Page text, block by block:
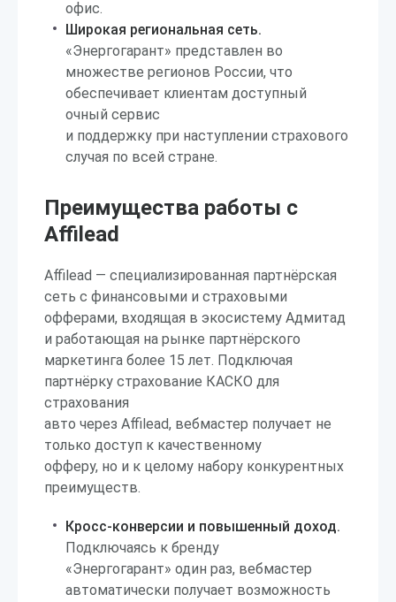
офис.
Широкая региональная сеть.
«Энергогарант» представлен во
множестве регионов России, что
обеспечивает клиентам доступный
очный сервис
и поддержку при наступлении страхового
случая по всей стране.
Преимущества работы с
Affilead
Affilead — специализированная партнёрская
сеть с финансовыми и страховыми
офферами, входящая в экосистему Адмитад
и работающая на рынке партнёрского
маркетинга более 15 лет. Подключая
партнёрку страхование КАСКО для
страхования
авто через Affilead, вебмастер получает не
только доступ к качественному
офферу, но и к целому набору конкурентных
преимуществ.
Кросс-конверсии и повышенный доход.
Подключаясь к бренду
«Энергогарант» один раз, вебмастер
автоматически получает возможность